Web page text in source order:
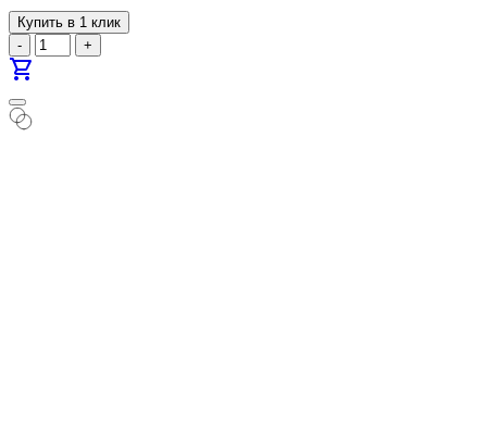
Купить в 1 клик
-
+
shopping_cart